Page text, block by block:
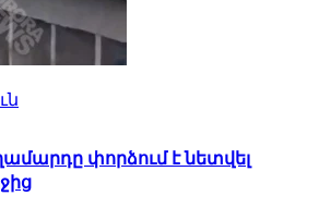
փորձում է նետվել